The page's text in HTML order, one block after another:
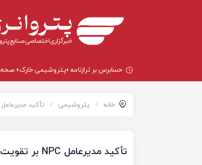
حسابرس بر ترازنامه «پتروشیمی خارک» صحه
خانه پتروشیمی تأکید مدیرعامل NPC بر تقویت رهبری تعالی و توجه به مسئولیت اجتماعی در صنعت پتروشیمی
تأکید مدیرعامل NPC بر تقویت رهبری تعالی و توجه به مسئولیت اجتماعی در صنعت پتروشیمی